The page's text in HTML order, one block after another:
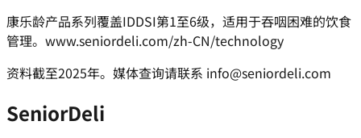
康乐龄产品系列覆盖IDDSI第1至6级，适用于吞咽困难的饮食
管理。www.seniordeli.com/zh-CN/technology
资料截至2025年。媒体查询请联系 info@seniordeli.com
SeniorDeli